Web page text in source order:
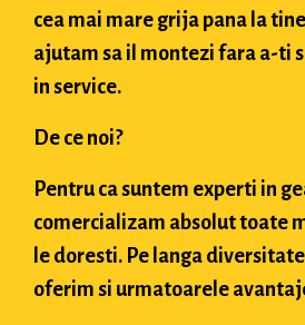
cea mai mare grija pana la
ajutam sa il montezi fara a-ti
in service.
De ce noi?
Pentru ca suntem experti in
comercializam absolut toate
le doresti. Pe langa
oferim si urmatoarele